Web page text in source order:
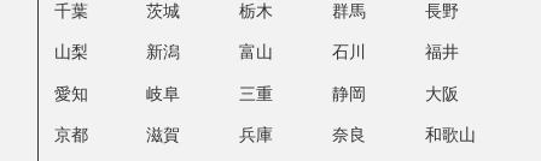
千葉 茨城 栃木 群馬 長野
山梨 新潟 富山 石川 福井
愛知 岐阜 三重 静岡 大阪
京都 滋賀 兵庫 奈良 和歌山